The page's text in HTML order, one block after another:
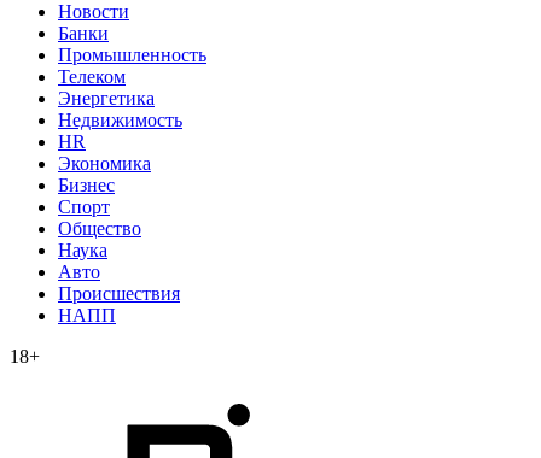
Новости
Банки
Промышленность
Телеком
Энергетика
Недвижимость
HR
Экономика
Бизнес
Спорт
Общество
Наука
Авто
Происшествия
НАПП
18+